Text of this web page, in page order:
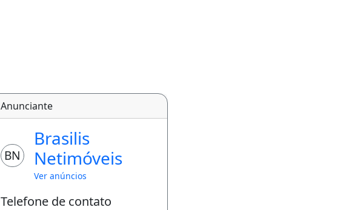
Anunciante
BN
Brasilis
Netimóveis
Ver anúncios
Telefone de contato